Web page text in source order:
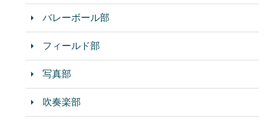
バレーボール部
フィールド部
写真部
吹奏楽部